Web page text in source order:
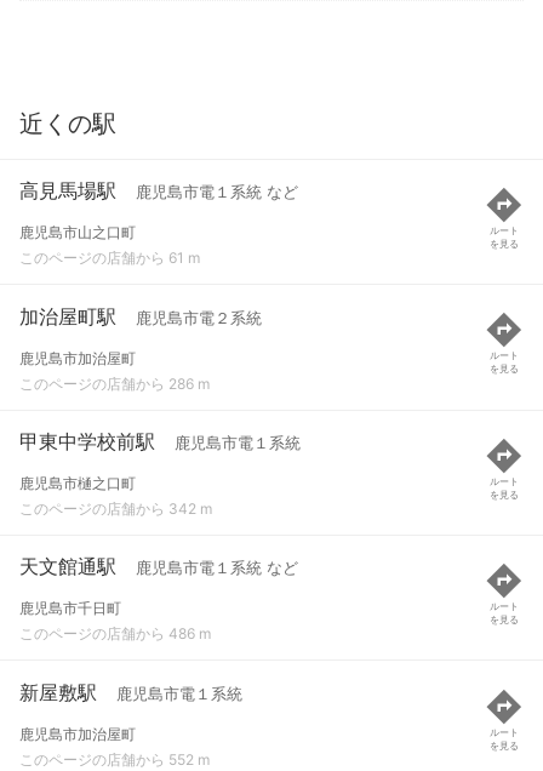
近くの駅
高見馬場駅 鹿児島市電１系統 など
鹿児島市山之口町
このページの店舗から 61 m
ルート
を見る
加治屋町駅 鹿児島市電２系統
鹿児島市加治屋町
このページの店舗から 286 m
ルート
を見る
甲東中学校前駅 鹿児島市電１系統
鹿児島市樋之口町
このページの店舗から 342 m
ルート
を見る
天文館通駅 鹿児島市電１系統 など
鹿児島市千日町
このページの店舗から 486 m
ルート
を見る
新屋敷駅 鹿児島市電１系統
鹿児島市加治屋町
このページの店舗から 552 m
ルート
を見る